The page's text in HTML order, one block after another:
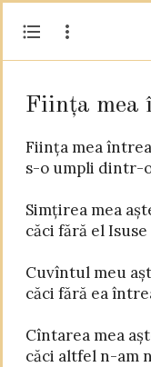
Ființa mea
Ființa mea
s-o umpli dintr-
Simțirea mea
căci fără el
Cuvîntul meu
căci fără ea
Cîntarea mea
căci altfel n-am